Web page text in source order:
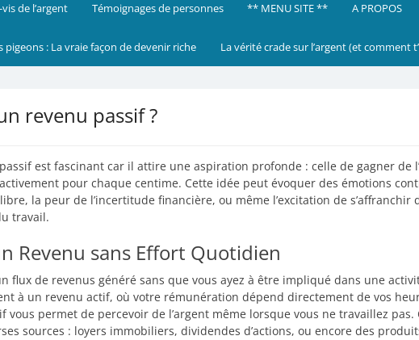
de l’argent Témoignages de personnes ** MENU SITE ** A PROPOS
pigeons : La vraie façon de devenir riche La vérité crade sur l’argent (et comment
revenu passif ?
est fascinant car il attire une aspiration profonde : celle de gagner de
pour chaque centime. Cette idée peut évoquer des émotions
libre, la peur de l’incertitude financière, ou même l’excitation de s’affranchir
travail.
Revenu sans Effort Quotidien
flux de revenus généré sans que vous ayez à être impliqué dans une
à un revenu actif, où votre rémunération dépend directement de vos
vous permet de percevoir de l’argent même lorsque vous ne travaillez pas.
sources : loyers immobiliers, dividendes d’actions, ou encore des